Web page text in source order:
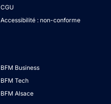
CGU
Accessibilité : non-conforme
BFM Business
BFM Tech
BFM Alsace